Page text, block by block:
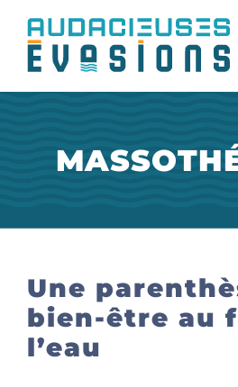
contenu
Une
bien-être au
l’eau